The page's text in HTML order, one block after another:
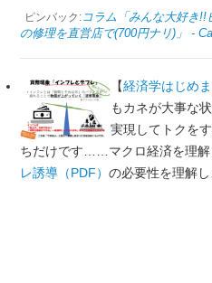
ピンバック:コラム「みんな大好き!!
の修理を直営店で(700円ナリ)」 -
【経済学はじめ
もカネが大事な
実現してトクを
ちだけです……マクロ経済を理解
レ誘導（PDF） の必要性を理解